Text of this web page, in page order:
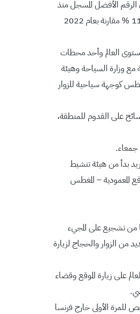
الأفضل المسجل منذ
افتتاح الموقع عام 2002″، مشيرا إلى أن تضاعف الأرقام شمل التذكرة الموحدة والتي وصلت منذ بداية العام إلى ما يقارب من 28 ألف تذكرة بنسبة زيادة بلغت 112 % مقارنة بعام 2022
مستوى العالم وأحد محطات
مع وزارة السياحة وهيئة
كوجهة سياحية للزوار
على القدوم للمنطقة،
جمعاء.
بدأ من هيئة تنشيط
المعمودية – المغطس
من تشجيع على المجيء
من الزوار والحجاج لزيارة
على زيارة الموقع وقضاء
لاجتماع الجمعية العمومية لرؤساء ومدراء الحج المسيحي من فرنسا في شهر تشرين الثاني (نوفمبر) المقبل بمشاركة أكثر من 200 شخص للمرة الأولى خارج فرنسا